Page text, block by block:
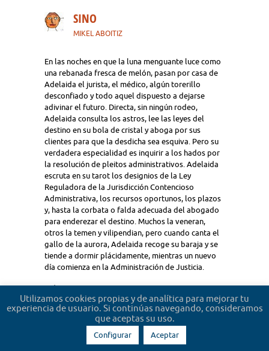
SINO
MIKEL ABOITIZ
En las noches en que la luna menguante luce como
una rebanada fresca de melón, pasan por casa de
Adelaida el jurista, el médico, algún torerillo
desconfiado y todo aquel dispuesto a dejarse
adivinar el futuro. Directa, sin ningún rodeo,
Adelaida consulta los astros, lee las leyes del
destino en su bola de cristal y aboga por sus
clientes para que la desdicha sea esquiva. Pero su
verdadera especialidad es inquirir a los hados por
la resolución de pleitos administrativos. Adelaida
escruta en su tarot los designios de la Ley
Reguladora de la Jurisdicción Contencioso
Administrativa, los recursos oportunos, los plazos
y, hasta la corbata o falda adecuada del abogado
para enderezar el destino. Muchos la veneran,
otros la temen y vilipendian, pero cuando canta el
gallo de la aurora, Adelaida recoge su baraja y se
tiende a dormir plácidamente, mientras un nuevo
día comienza en la Administración de Justicia.
Utilizamos cookies propias y de analítica para mejorar tu
experiencia de usuario. Si continúas navegando, consideramos
que aceptas su uso.
Configurar Aceptar